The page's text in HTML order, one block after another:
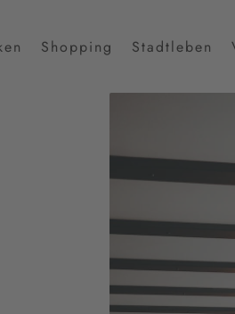
Shopping Stadtleben